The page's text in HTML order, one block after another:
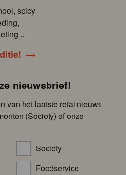
spicy
...
nieuwsbrief!
van het laatste retailnieuws
(Society) of onze
Society
Foodservice